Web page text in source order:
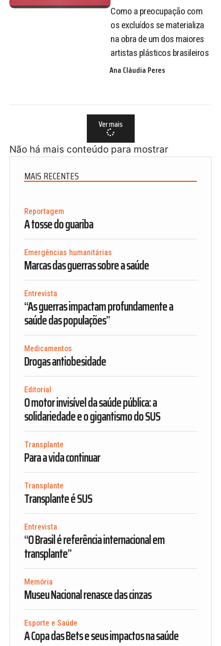
Como a preocupação com
os excluídos se materializa
na obra de um dos maiores
artistas plásticos brasileiros
Ana Cláudia Peres
Ver mais
Não há mais conteúdo para mostrar
MAIS RECENTES
Reportagem
A tosse do guariba
Emergências humanitárias
Marcas das guerras sobre a saúde
Entrevista
“As guerras impactam profundamente a
saúde das populações”
Medicamentos
Drogas antiobesidade
Editorial
O motor invisível da saúde pública: a
solidariedade e o gigantismo do SUS
Transplante
Para a vida continuar
Transplante
Transplante é SUS
Entrevista
“O Brasil é referência internacional em
transplante”
Memória
Museu Nacional renasce das cinzas
Esporte e Saúde
A Copa das Bets e seus impactos na saúde